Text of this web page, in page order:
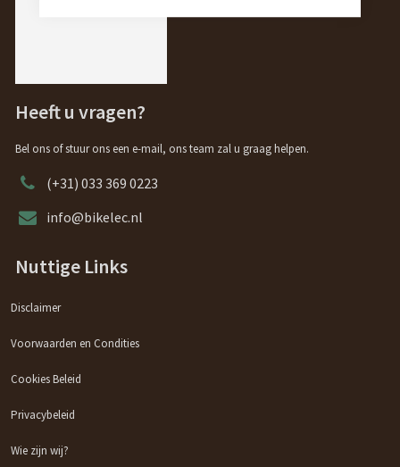
Heeft u vragen?
Bel ons of stuur ons een e-mail, ons team zal u graag helpen.
(+31) 033 369 0223
info@bikelec.nl
Nuttige Links
Disclaimer
Voorwaarden en Condities
Cookies Beleid
Privacybeleid
Wie zijn wij?